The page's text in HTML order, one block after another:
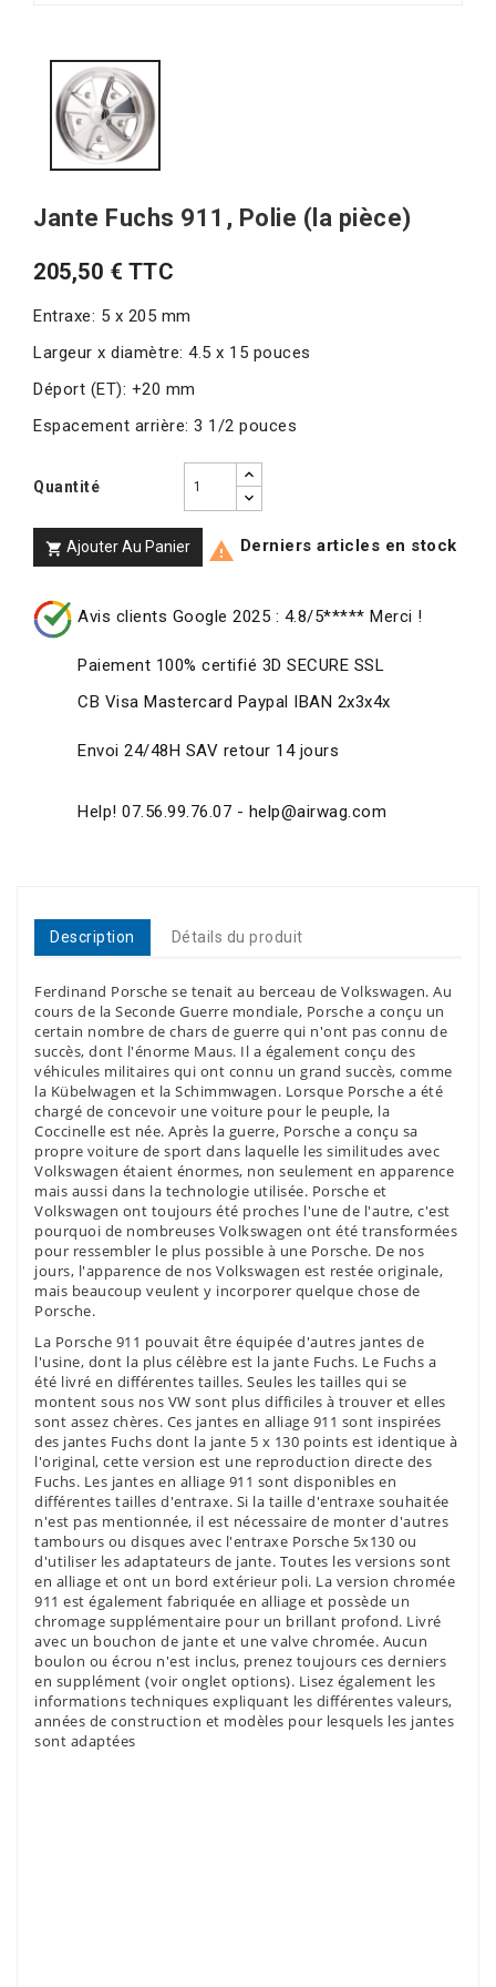
Jante Fuchs 911, Polie (la pièce)
205,50 € TTC
Entraxe: 5 x 205 mm
Largeur x diamètre: 4.5 x 15 pouces
Déport (ET): +20 mm
Espacement arrière: 3 1/2 pouces
Quantité
 Ajouter Au Panier  Derniers articles en stock
Avis clients Google 2025 : 4.8/5***** Merci !
Paiement 100% certifié 3D SECURE SSL
CB Visa Mastercard Paypal IBAN 2x3x4x
Envoi 24/48H SAV retour 14 jours
Help! 07.56.99.76.07 - help@airwag.com
Description Détails du produit
Ferdinand Porsche se tenait au berceau de Volkswagen. Au
cours de la Seconde Guerre mondiale, Porsche a conçu un
certain nombre de chars de guerre qui n'ont pas connu de
succès, dont l'énorme Maus. Il a également conçu des
véhicules militaires qui ont connu un grand succès, comme
la Kübelwagen et la Schimmwagen. Lorsque Porsche a été
chargé de concevoir une voiture pour le peuple, la
Coccinelle est née. Après la guerre, Porsche a conçu sa
propre voiture de sport dans laquelle les similitudes avec
Volkswagen étaient énormes, non seulement en apparence
mais aussi dans la technologie utilisée. Porsche et
Volkswagen ont toujours été proches l'une de l'autre, c'est
pourquoi de nombreuses Volkswagen ont été transformées
pour ressembler le plus possible à une Porsche. De nos
jours, l'apparence de nos Volkswagen est restée originale,
mais beaucoup veulent y incorporer quelque chose de
Porsche.
La Porsche 911 pouvait être équipée d'autres jantes de
l'usine, dont la plus célèbre est la jante Fuchs. Le Fuchs a
été livré en différentes tailles. Seules les tailles qui se
montent sous nos VW sont plus difficiles à trouver et elles
sont assez chères. Ces jantes en alliage 911 sont inspirées
des jantes Fuchs dont la jante 5 x 130 points est identique à
l'original, cette version est une reproduction directe des
Fuchs. Les jantes en alliage 911 sont disponibles en
différentes tailles d'entraxe. Si la taille d'entraxe souhaitée
n'est pas mentionnée, il est nécessaire de monter d'autres
tambours ou disques avec l'entraxe Porsche 5x130 ou
d'utiliser les adaptateurs de jante. Toutes les versions sont
en alliage et ont un bord extérieur poli. La version chromée
911 est également fabriquée en alliage et possède un
chromage supplémentaire pour un brillant profond. Livré
avec un bouchon de jante et une valve chromée. Aucun
boulon ou écrou n'est inclus, prenez toujours ces derniers
en supplément (voir onglet options). Lisez également les
informations techniques expliquant les différentes valeurs,
années de construction et modèles pour lesquels les jantes
sont adaptées